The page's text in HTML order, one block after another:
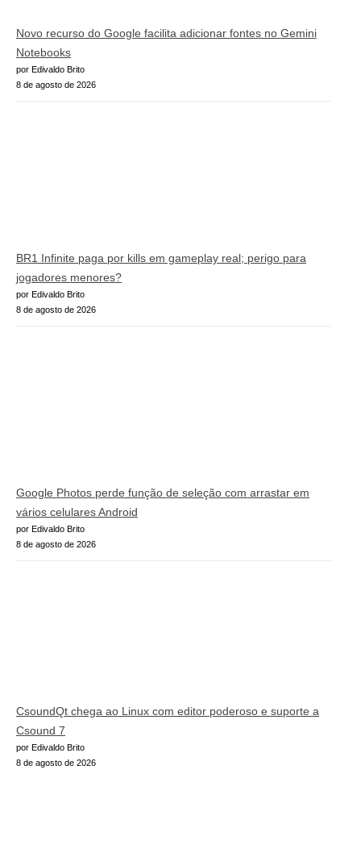
Novo recurso do Google facilita adicionar fontes no Gemini
Notebooks
por Edivaldo Brito
8 de agosto de 2026
BR1 Infinite paga por kills em gameplay real; perigo para
jogadores menores?
por Edivaldo Brito
8 de agosto de 2026
Google Photos perde função de seleção com arrastar em
vários celulares Android
por Edivaldo Brito
8 de agosto de 2026
CsoundQt chega ao Linux com editor poderoso e suporte a
Csound 7
por Edivaldo Brito
8 de agosto de 2026